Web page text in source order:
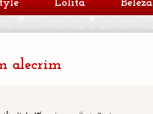
Lolita Beleza
alecrim